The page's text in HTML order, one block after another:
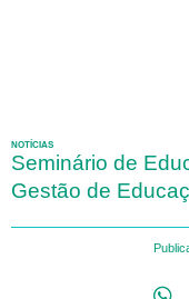
NOTÍCIAS
Seminário de
Gestão de